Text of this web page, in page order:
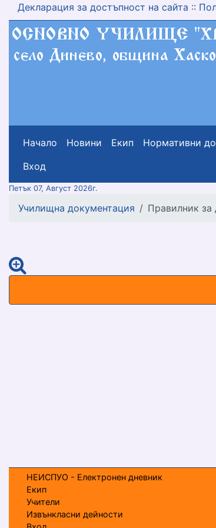
Декларация за достъпност на сайта ::
меню горно
Начало Новини Екип Нормативни
Вход
Петък 07, Август 2026г.
Училищна документация Правилник за
НЕИСПУО - Електронен дневник
Екип
Учители
Извънкласни дейности